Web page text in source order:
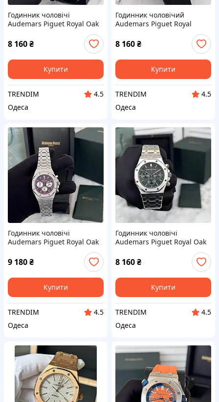
Годинник чоловічі
Audemars Piguet Royal Oak
8 160₴
Купити
TRENDIM
4.5
Одеса
Годинник чоловічий
Audemars Piguet Royal
8 160₴
Купити
TRENDIM
4.5
Одеса
Годинник чоловічі
Audemars Piguet Royal Oak
9 180₴
Купити
TRENDIM
4.5
Одеса
Годинник чоловічі
Audemars Piguet Royal Oak
8 160₴
Купити
TRENDIM
4.5
Одеса